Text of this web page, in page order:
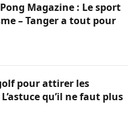
Magazine : Le sport
– Tanger a tout pour
pour attirer les
qu’il ne faut plus